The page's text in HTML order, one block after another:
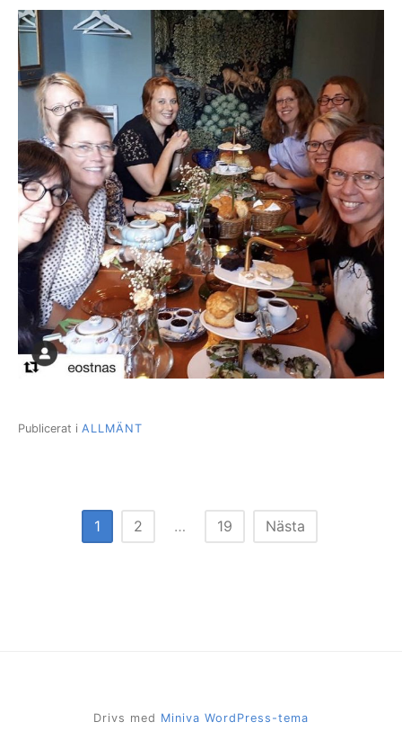
Publicerat i ALLMÄNT
Sidnumrering
1 2 … 19 Nästa
Drivs med Miniva WordPress-tema